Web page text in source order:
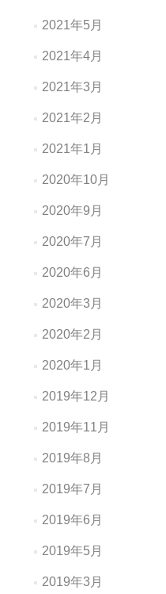
2021年5月
2021年4月
2021年3月
2021年2月
2021年1月
2020年10月
2020年9月
2020年7月
2020年6月
2020年3月
2020年2月
2020年1月
2019年12月
2019年11月
2019年8月
2019年7月
2019年6月
2019年5月
2019年3月